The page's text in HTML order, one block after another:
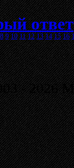
ответ
8 9 10 11 12 13 14 15 16
- 2026